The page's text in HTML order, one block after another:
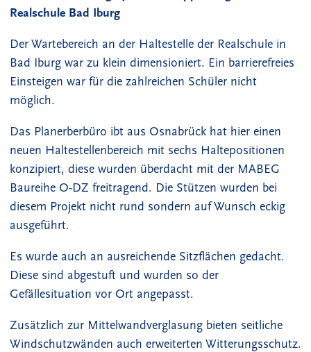
Realschule Bad Iburg
Der Wartebereich an der Haltestelle der Realschule in
Bad Iburg war zu klein dimensioniert. Ein barrierefreies
Einsteigen war für die zahlreichen Schüler nicht
möglich.
Das Planerberbüro ibt aus Osnabrück hat hier einen
neuen Haltestellenbereich mit sechs Haltepositionen
konzipiert, diese wurden überdacht mit der MABEG
Baureihe O-DZ freitragend. Die Stützen wurden bei
diesem Projekt nicht rund sondern auf Wunsch eckig
ausgeführt.
Es wurde auch an ausreichende Sitzflächen gedacht.
Diese sind abgestuft und wurden so der
Gefällesituation vor Ort angepasst.
Zusätzlich zur Mittelwandverglasung bieten seitliche
Windschutzwänden auch erweiterten Witterungsschutz.